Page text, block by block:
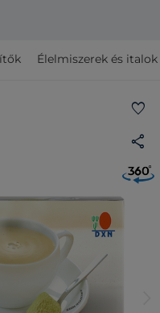
Élelmiszerek és italok
favorite
share